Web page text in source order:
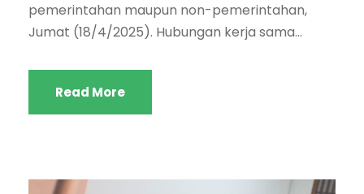
pemerintahan maupun non-pemerintahan,
Jumat (18/4/2025). Hubungan kerja sama...
Read More